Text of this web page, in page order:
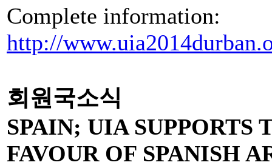
Complete information:
http://
회원국소식
SPAIN; UIA
FAVOUR OF SPANISH